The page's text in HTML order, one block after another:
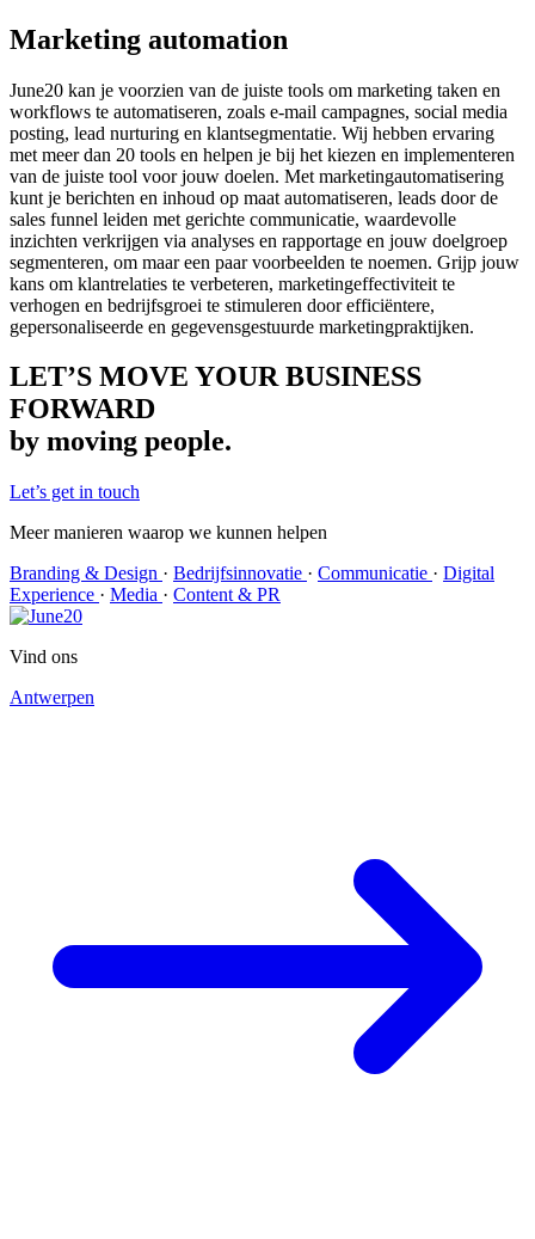
Marketing automation
June20 kan je voorzien van de juiste tools om marketing taken en
workflows te automatiseren, zoals e-mail campagnes, social media
posting, lead nurturing en klantsegmentatie. Wij hebben ervaring
met meer dan 20 tools en helpen je bij het kiezen en implementeren
van de juiste tool voor jouw doelen. Met marketingautomatisering
kunt je berichten en inhoud op maat automatiseren, leads door de
sales funnel leiden met gerichte communicatie, waardevolle
inzichten verkrijgen via analyses en rapportage en jouw doelgroep
segmenteren, om maar een paar voorbeelden te noemen. Grijp jouw
kans om klantrelaties te verbeteren, marketingeffectiviteit te
verhogen en bedrijfsgroei te stimuleren door efficiëntere,
gepersonaliseerde en gegevensgestuurde marketingpraktijken.
LET’S MOVE YOUR BUSINESS
FORWARD
by moving people.
Let’s get in touch
Meer manieren waarop we kunnen helpen
Branding & Design · Bedrijfsinnovatie · Communicatie · Digital
Experience · Media · Content & PR
Vind ons
Antwerpen